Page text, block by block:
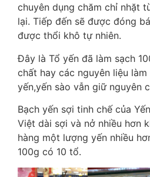
chuyên dụng chăm chỉ nhặt
lại. Tiếp đến sẽ được đóng
được thổi khô tự nhiên.
Đây là Tổ yến đã làm sạch
chất hay các nguyên liệu
yến,yến sào vẫn giữ nguyên
Bạch yến sợi tinh chế của
Việt dài sợi và nở nhiều hơn
hàng một lượng yến nhiều
100g có 10 tổ.